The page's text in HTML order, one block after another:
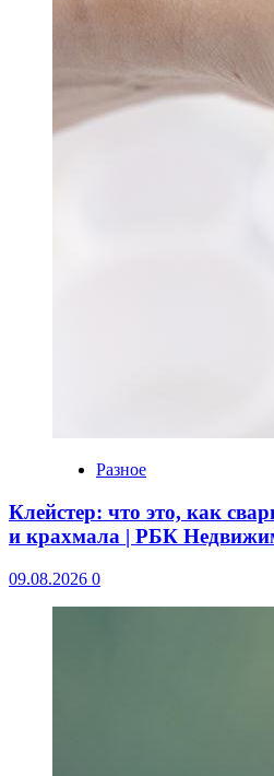
Разное
Клейстер: что это, как
и крахмала | РБК
09.08.2026 0